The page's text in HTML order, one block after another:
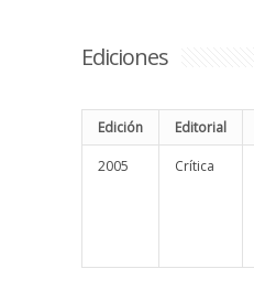
Ediciones
Edición Editorial
2005 Crítica